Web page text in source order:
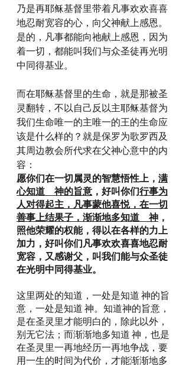
乃是再耶稣基督里带着凡事欢欢喜喜
地忍耐宽容的心，向父神献上感恩。
是的，凡事都能向祂献上感恩，因为
着一切，都能叫我们与众圣徒再光明
中同得基业。
而在耶稣基督里的生命，就是那被圣
灵翻转，不以自己反以主耶稣基督为
我们生命唯一的主唯一的王的生命应
该是什么样的？就是保罗为歌罗西及
其周边教会所代求在父神心意中的内
容：
愿你们在一切属灵的智慧悟性上， 满
心知道　神的旨意 ，好叫你们行事为
人对得起主，凡事蒙他喜悦，在一切
善事上结果子，渐渐地多知道　神 ，
照他荣耀的权能，得以在各样的力上
加力，好叫你们凡事欢欢喜喜地忍耐
宽容，又感谢父，叫我们能与众圣徒
在光明中同得基业。
这里两处的知道，一处是知道 神的旨
意，一处是知道 神。知道神的旨意，
是在圣灵里才能明白的，除此以外，
别无它法；而渐渐地多知道 神，也是
在圣灵里一再地经历一再地争战，要
用一生的时间为代价，才能渐渐地多